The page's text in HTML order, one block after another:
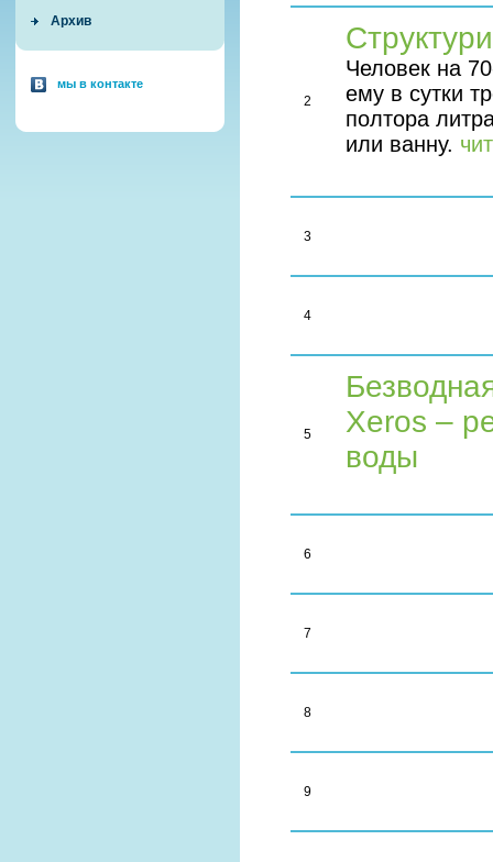
Архив
мы в контакте
2
Человек на
ему в сутки
полтора
или ванну.
3
4
5
Xeros –
воды
6
7
8
9